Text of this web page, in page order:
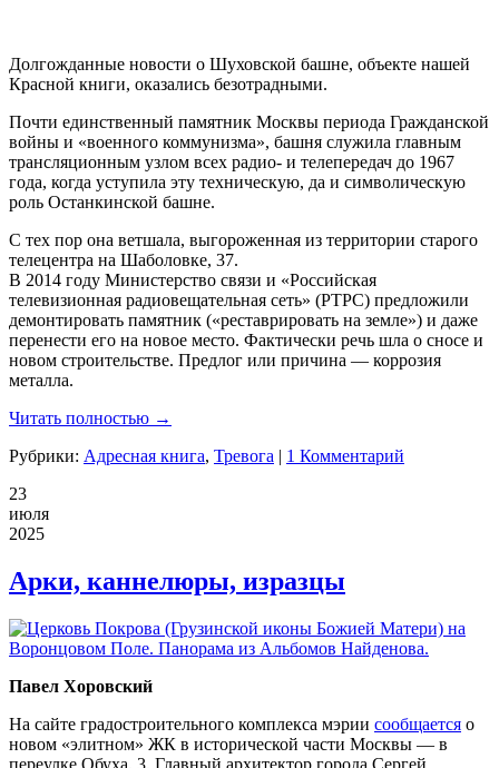
Долгожданные новости о Шуховской башне, объекте нашей
Красной книги, оказались безотрадными.
Почти единственный памятник Москвы периода Гражданской
войны и «военного коммунизма», башня служила главным
трансляционным узлом всех радио- и телепередач до 1967
года, когда уступила эту техническую, да и символическую
роль Останкинской башне.
С тех пор она ветшала, выгороженная из территории старого
телецентра на Шаболовке, 37.
В 2014 году Министерство связи и «Российская
телевизионная радиовещательная сеть» (РТРС) предложили
демонтировать памятник («реставрировать на земле») и даже
перенести его на новое место. Фактически речь шла о сносе и
новом строительстве. Предлог или причина — коррозия
металла.
Читать полностью →
Рубрики: Адресная книга, Тревога | 1 Комментарий
23
июля
2025
Арки, каннелюры, изразцы
Павел Хоровский
На сайте градостроительного комплекса мэрии сообщается о
новом «элитном» ЖК в исторической части Москвы — в